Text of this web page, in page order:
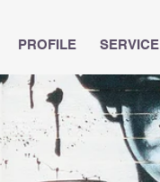
PROFILE SERVICE